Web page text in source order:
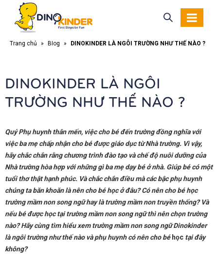
Trang chủ » Blog » DINOKINDER LÀ NGÔI TRƯỜNG NHƯ THẾ NÀO ?
DINOKINDER LÀ NGÔI
TRƯỜNG NHƯ THẾ NÀO ?
Quý Phụ huynh thân mến, việc cho bé đến trường đồng nghĩa với
việc ba mẹ chấp nhận cho bé được giáo dục từ Nhà trường. Vì vậy,
hãy chắc chắn rằng chương trình đào tạo và chế độ nuôi dưỡng của
Nhà trường hòa hợp với những gì ba mẹ dạy bé ở nhà. Giúp bé có một
tuổi thơ thật hạnh phúc. Và chắc chắn điều mà các bậc phụ huynh
chúng ta băn khoăn là nên cho bé học ở đâu? Có nên cho bé học
trường mầm non song ngữ hay là trường mầm non truyền thống? Và
nếu bé được học tại trường mầm non song ngữ thì nên chọn trường
nào? Hãy cùng tìm hiểu xem trường mầm non song ngữ Dinokinder
là ngôi trường như thế nào và phụ huynh có nên cho bé học tại đây
không?